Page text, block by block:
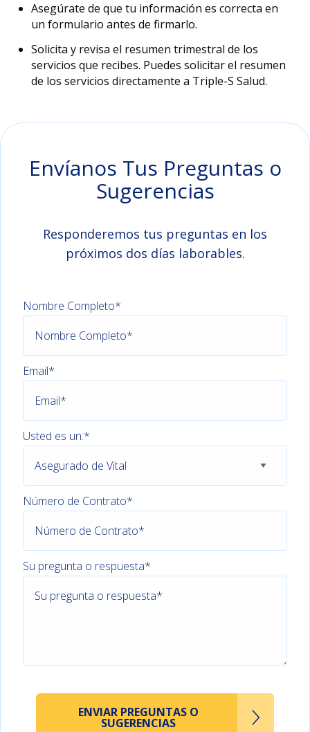
Asegúrate de que tu información es correcta en
un formulario antes de firmarlo.
Solicita y revisa el resumen trimestral de los
servicios que recibes. Puedes solicitar el resumen
de los servicios directamente a Triple-S Salud.
Envíanos Tus Preguntas o
Sugerencias
Responderemos tus preguntas en los
próximos dos días laborables.
Nombre Completo*
Email*
Usted es un:*
Número de Contrato*
Su pregunta o respuesta*
ENVIAR PREGUNTAS O
SUGERENCIAS